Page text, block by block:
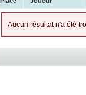
Aucun résultat n'a été